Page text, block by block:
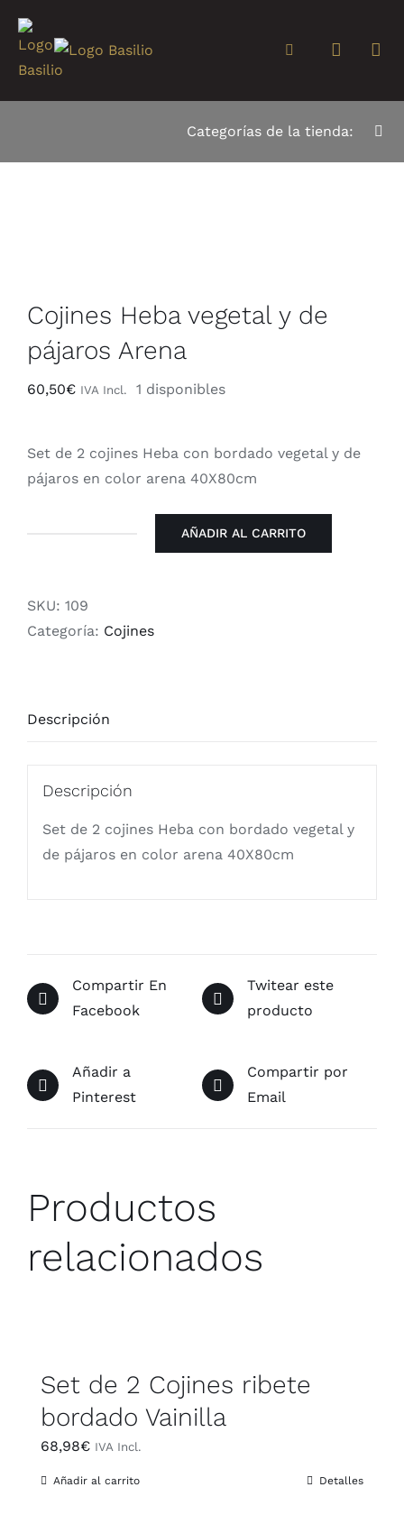
contenido
Toggle
Tienda
Contacto
+34 968 470 224
Categorías de la tienda:
Cojines Heba vegetal y de
pájaros Arena
60,50€ IVA Incl. 1 disponibles
Set de 2 cojines Heba con bordado vegetal y de
pájaros en color arena 40X80cm
cantidad
AÑADIR AL CARRITO
SKU: 109
Categoría: Cojines
Descripción
Descripción
Set de 2 cojines Heba con bordado vegetal y
de pájaros en color arena 40X80cm
Compartir En
Facebook
Twitear este
producto
Añadir a
Pinterest
Compartir por
Email
Productos
relacionados
Set de 2 Cojines ribete
bordado Vainilla
68,98€ IVA Incl.
Añadir al carrito Detalles